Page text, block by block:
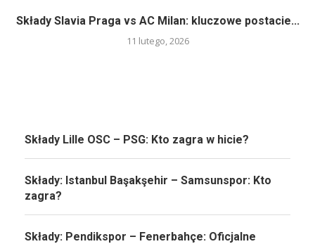
Składy Slavia Praga vs AC Milan: kluczowe postacie...
11 lutego, 2026
Składy Lille OSC – PSG: Kto zagra w hicie?
Składy: Istanbul Başakşehir – Samsunspor: Kto
zagra?
Składy: Pendikspor – Fenerbahçe: Oficjalne